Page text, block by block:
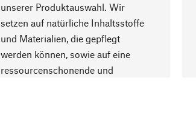
unserer Produktauswahl. Wir
setzen auf natürliche Inhaltsstoffe
und Materialien, die gepflegt
werden können, sowie auf eine
ressourcenschonende und